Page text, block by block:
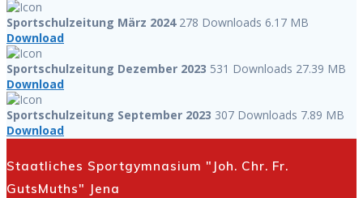
Sportschulzeitung März 2024 278 Downloads 6.17 MB
Download
Sportschulzeitung Dezember 2023 531 Downloads 27.39 MB
Download
Sportschulzeitung September 2023 307 Downloads 7.89 MB
Download
Staatliches Sportgymnasium "Joh. Chr. Fr.
GutsMuths" Jena